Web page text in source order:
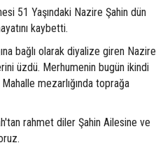
51 Yaşındaki Nazire Şahin dün
kaybetti.
bağlı olarak diyalize giren Nazire
üzdü. Merhumenin bugün ikindi
mezarlığında toprağa
rahmet diler Şahin Ailesine ve